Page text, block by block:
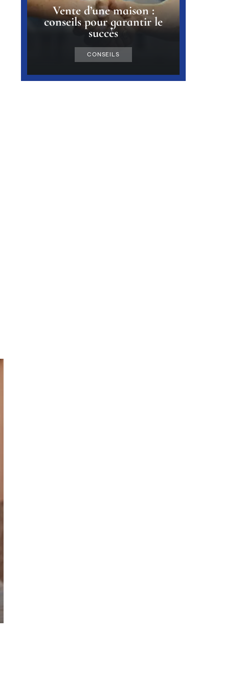
Vente d’une maison :
conseils pour garantir le
succès
CONSEILS